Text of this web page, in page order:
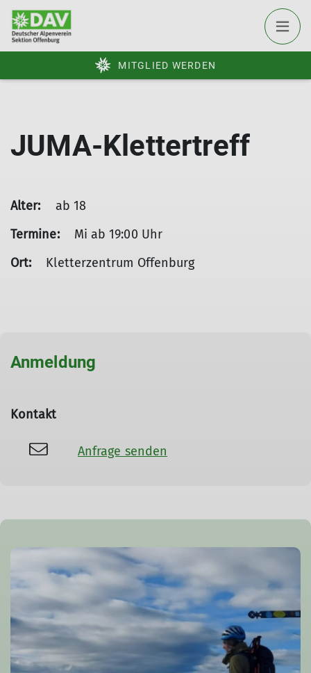
MITGLIED WERDEN
JUMA-Klettertreff
Alter:
ab 18
Termine:
Mi ab 19:00 Uhr
Ort:
Kletterzentrum Offenburg
Anmeldung
Kontakt
Anfrage senden